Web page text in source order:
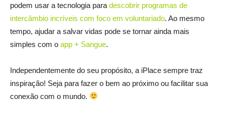
podem usar a tecnologia para descobrir programas de
intercâmbio incríveis com foco em voluntariado. Ao mesmo
tempo, ajudar a salvar vidas pode se tornar ainda mais
simples com o app + Sangue.
Independentemente do seu propósito, a iPlace sempre traz
inspiração! Seja para fazer o bem ao próximo ou facilitar sua
conexão com o mundo.